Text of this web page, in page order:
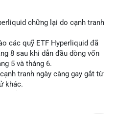
chững lại do cạnh tranh
các quỹ ETF Hyperliquid đã
8 sau khi dẫn đầu dòng vốn
5 và tháng 6.
tranh ngày càng gay gắt từ
khác.
ảnh hưởng đến dòng vốn và